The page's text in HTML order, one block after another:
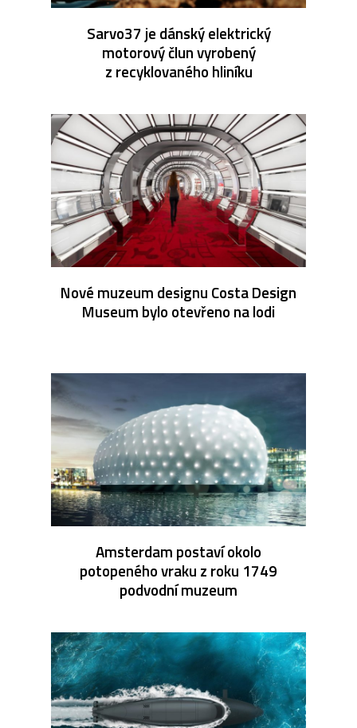
Sarvo37 je dánský elektrický
motorový člun vyrobený
z recyklovaného hliníku
Nové muzeum designu Costa Design
Museum bylo otevřeno na lodi
Amsterdam postaví okolo
potopeného vraku z roku 1749
podvodní muzeum